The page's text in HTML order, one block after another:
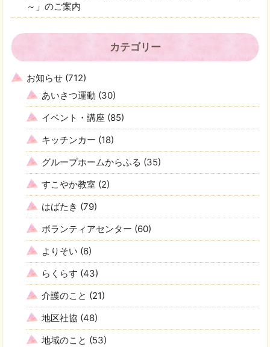
～」のご案内
カテゴリー
お知らせ (712)
あいさつ運動 (30)
イベント・講座 (85)
キッチンカー (18)
グループホームからふる (35)
すこやか教室 (2)
はばたき (79)
ボランティアセンター (60)
よりそい (6)
らくらす (43)
介護のこと (21)
地区社協 (48)
地域のこと (53)